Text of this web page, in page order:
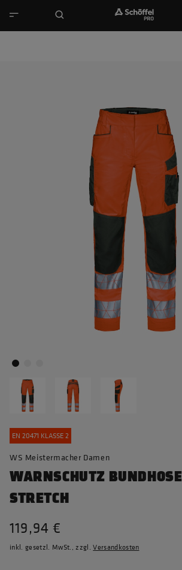
EN 20471 KLASSE 2
WS Meistermacher Damen
WARNSCHUTZ
STRETCH
119,94 €
inkl. gesetzl. MwSt., zzgl.Versandkosten